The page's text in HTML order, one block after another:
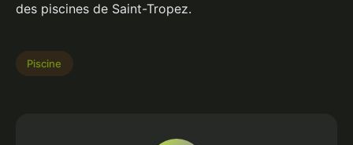
des piscines de Saint-Tropez.
Piscine